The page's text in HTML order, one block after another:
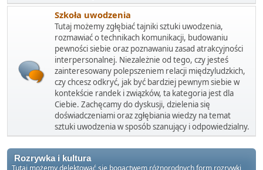
Szkoła uwodzenia
Tutaj możemy zgłębiać tajniki sztuki uwodzenia,
rozmawiać o technikach komunikacji, budowaniu
pewności siebie oraz poznawaniu zasad atrakcyjności
interpersonalnej. Niezależnie od tego, czy jesteś
zainteresowany polepszeniem relacji międzyludzkich,
czy chcesz odkryć, jak być bardziej pewnym siebie w
kontekście randek i związków, ta kategoria jest dla
Ciebie. Zachęcamy do dyskusji, dzielenia się
doświadczeniami oraz zgłębiania wiedzy na temat
sztuki uwodzenia w sposób szanujący i odpowiedzialny.
Rozrywka i kultura
Tutaj możemy delektować się bogactwem różnorodnych form rozrywki